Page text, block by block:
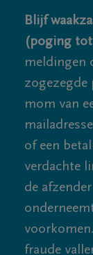
Blijf
(poging
meldingen
zogezegde
mom van
of een
verdachte
de
fraude